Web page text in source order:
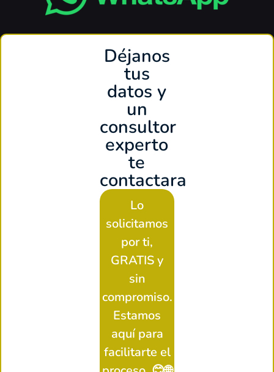
Déjanos
tus
datos y
un
consultor
experto
te
contactara
Lo
solicitamos
por ti,
GRATIS y
sin
compromiso.
Estamos
aquí para
facilitarte el